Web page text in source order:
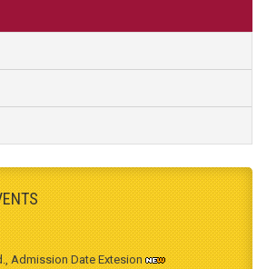
Admission Date Extesion